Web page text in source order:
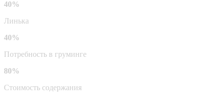
40%
Линька
40%
Потребность в груминге
80%
Стоимость содержания